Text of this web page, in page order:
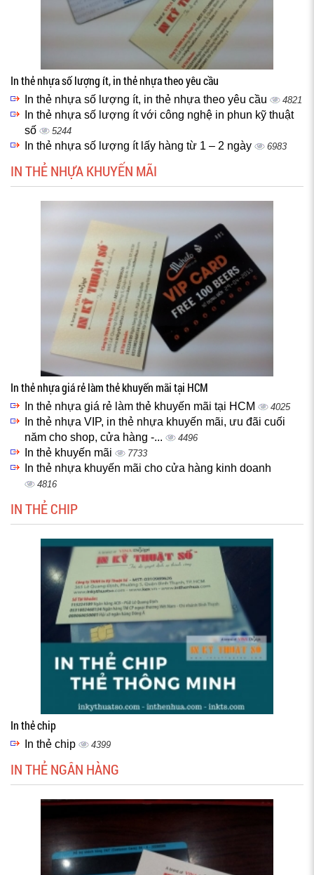
In thẻ nhựa số lượng ít, in thẻ nhựa theo yêu cầu
In thẻ nhựa số lượng ít, in thẻ nhựa theo yêu cầu 4821
In thẻ nhựa số lượng ít với công nghệ in phun kỹ thuật
số
5244
In thẻ nhựa số lượng ít lấy hàng từ 1 – 2 ngày 6983
IN THẺ NHỰA KHUYẾN MÃI
In thẻ nhựa giá rẻ làm thẻ khuyến mãi tại HCM
In thẻ nhựa giá rẻ làm thẻ khuyến mãi tại HCM 4025
In thẻ nhựa VIP, in thẻ nhựa khuyến mãi, ưu đãi cuối
năm cho shop, cửa hàng -...
4496
In thẻ khuyến mãi 7733
In thẻ nhựa khuyến mãi cho cửa hàng kinh doanh
4816
IN THẺ CHIP
In thẻ chip
In thẻ chip 4399
IN THẺ NGÂN HÀNG